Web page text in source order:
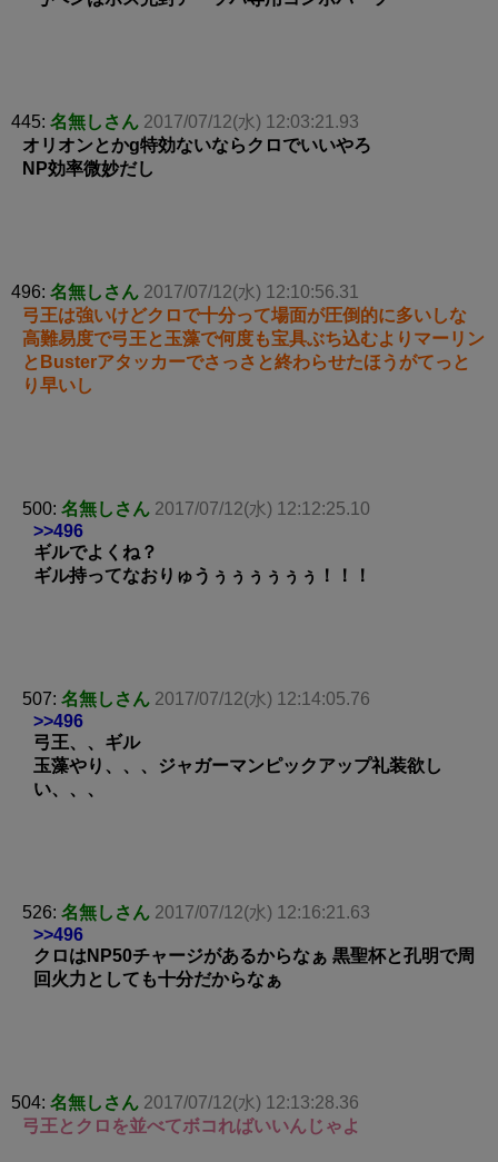
445: 名無しさん 2017/07/12(水) 12:03:21.93
オリオンとかg特効ないならクロでいいやろ
NP効率微妙だし
496: 名無しさん 2017/07/12(水) 12:10:56.31
弓王は強いけどクロで十分って場面が圧倒的に多いしな
高難易度で弓王と玉藻で何度も宝具ぶち込むよりマーリン
とBusterアタッカーでさっさと終わらせたほうがてっと
り早いし
500: 名無しさん 2017/07/12(水) 12:12:25.10
>>496
ギルでよくね？
ギル持ってなおりゅうぅぅぅぅぅぅ！！！
507: 名無しさん 2017/07/12(水) 12:14:05.76
>>496
弓王、、ギル
玉藻やり、、、ジャガーマンピックアップ礼装欲し
い、、、
526: 名無しさん 2017/07/12(水) 12:16:21.63
>>496
クロはNP50チャージがあるからなぁ 黒聖杯と孔明で周
回火力としても十分だからなぁ
504: 名無しさん 2017/07/12(水) 12:13:28.36
弓王とクロを並べてボコればいいんじゃよ